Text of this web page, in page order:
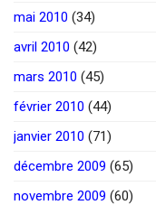
mai 2010 (34)
avril 2010 (42)
mars 2010 (45)
février 2010 (44)
janvier 2010 (71)
décembre 2009 (65)
novembre 2009 (60)